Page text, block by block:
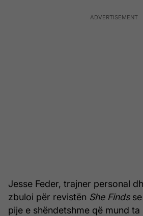
Jesse Feder, trajner personal
zbuloi për revistën She Findsse
pije e shëndetshme që mund